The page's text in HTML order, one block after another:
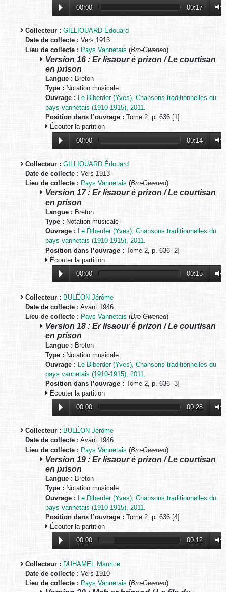
00:00 00:17
Collecteur : GILLIOUARD Édouard
Date de collecte : Vers 1913
Lieu de collecte : Pays Vannetais (Bro-Gwened)
Version 16 : Er lisaour é prizon / Le courtisan
en prison
Langue : Breton
Type : Notation musicale
Ouvrage : Le Diberder (Yves), Chansons traditionnelles du
pays vannetais (1910-1915), 2011.
Position dans l’ouvrage : Tome 2, p. 636 [1]
Écouter la partition
00:00
00:14
Collecteur : GILLIOUARD Édouard
Date de collecte : Vers 1913
Lieu de collecte : Pays Vannetais (Bro-Gwened)
Version 17 : Er lisaour é prizon / Le courtisan
en prison
Langue : Breton
Type : Notation musicale
Ouvrage : Le Diberder (Yves), Chansons traditionnelles du
pays vannetais (1910-1915), 2011.
Position dans l’ouvrage : Tome 2, p. 636 [2]
Écouter la partition
00:00
00:15
Collecteur : BULÉON Jérôme
Date de collecte : Avant 1946
Lieu de collecte : Pays Vannetais (Bro-Gwened)
Version 18 : Er lisaour é prizon / Le courtisan
en prison
Langue : Breton
Type : Notation musicale
Ouvrage : Le Diberder (Yves), Chansons traditionnelles du
pays vannetais (1910-1915), 2011.
Position dans l’ouvrage : Tome 2, p. 636 [3]
Écouter la partition
00:00
00:28
Collecteur : BULÉON Jérôme
Date de collecte : Avant 1946
Lieu de collecte : Pays Vannetais (Bro-Gwened)
Version 19 : Er lisaour é prizon / Le courtisan
en prison
Langue : Breton
Type : Notation musicale
Ouvrage :
Le Diberder (Yves), Chansons traditionnelles du
pays vannetais (1910-1915), 2011.
Position dans l’ouvrage : Tome 2, p. 636 [4]
Écouter la partition
00:00
00:12
Collecteur : DUHAMEL Maurice
Date de collecte : Vers 1910
Lieu de collecte : Pays Vannetais (Bro-Gwened)